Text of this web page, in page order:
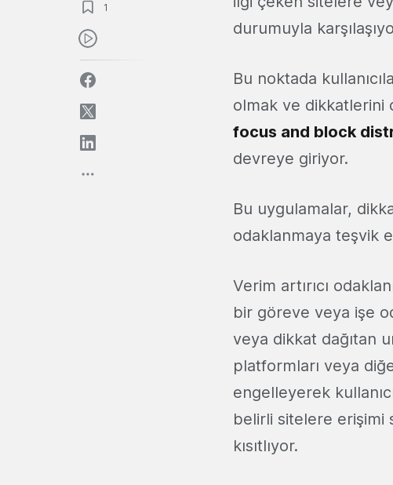
1
durumuyla
Bu noktada
olmak ve dikkatlerini
focus and block
devreye giriyor.
Bu uygulamalar,
odaklanmaya teşvik
Verim artırıcı
bir göreve veya işe
veya dikkat dağıtan
platformları veya
engelleyerek
belirli sitelere erişimi
kısıtlıyor.